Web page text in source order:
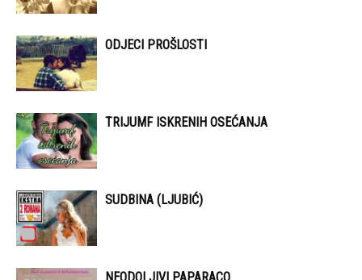
ODJECI PROŠLOSTI
TRIJUMF ISKRENIH OSEĆANJA
SUDBINA (LJUBIĆ)